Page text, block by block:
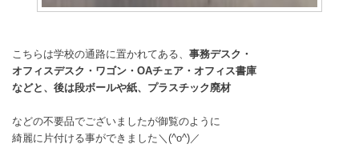
こちらは学校の通路に置かれてある、 事務デスク・
オフィスデスク・ワゴン・OAチェア・オフィス書庫
などと、後は段ボールや紙、プラスチック廃材
などの不要品でございましたが御覧のように
綺麗に片付ける事ができました＼(^o^)／